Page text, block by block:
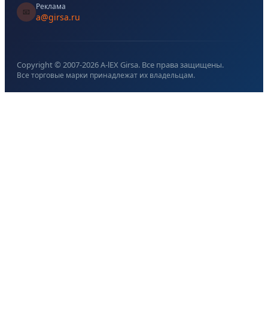
📧
Реклама
a@girsa.ru
Copyright © 2007-2026A-lEX Girsa. Все права защищены.
Все торговые марки принадлежат их владельцам.